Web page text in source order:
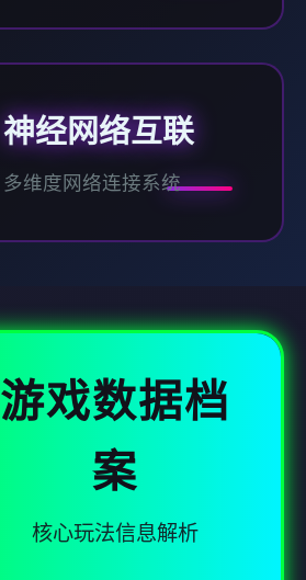
神经网络互联
多维度网络连接系统
游戏数据档
案
核心玩法信息解析